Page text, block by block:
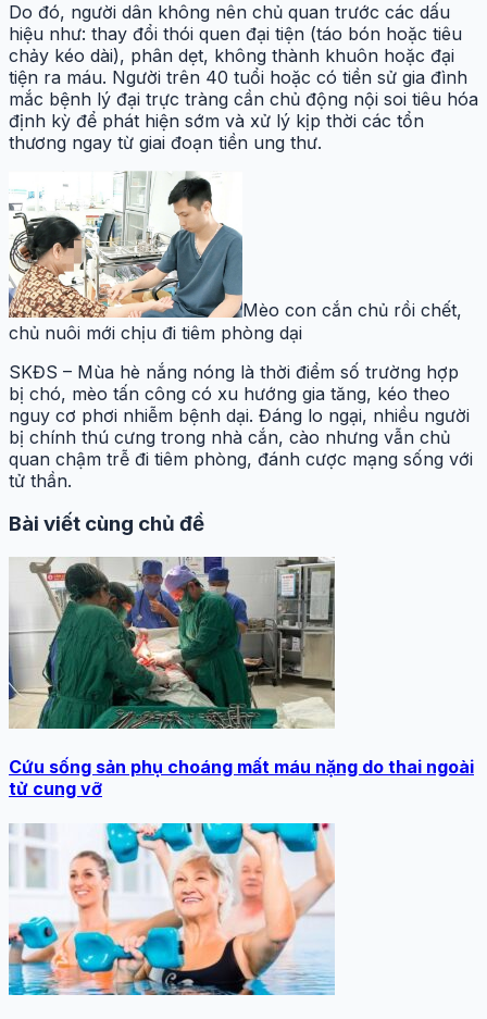
Do đó, người dân không nên chủ quan trước các dấu
hiệu như: thay đổi thói quen đại tiện (táo bón hoặc tiêu
chảy kéo dài), phân dẹt, không thành khuôn hoặc đại
tiện ra máu. Người trên 40 tuổi hoặc có tiền sử gia đình
mắc bệnh lý đại trực tràng cần chủ động nội soi tiêu hóa
định kỳ để phát hiện sớm và xử lý kịp thời các tổn
thương ngay từ giai đoạn tiền ung thư.
Mèo con cắn chủ rồi chết,
chủ nuôi mới chịu đi tiêm phòng dại
SKĐS – Mùa hè nắng nóng là thời điểm số trường hợp
bị chó, mèo tấn công có xu hướng gia tăng, kéo theo
nguy cơ phơi nhiễm bệnh dại. Đáng lo ngại, nhiều người
bị chính thú cưng trong nhà cắn, cào nhưng vẫn chủ
quan chậm trễ đi tiêm phòng, đánh cược mạng sống với
tử thần.
Bài viết cùng chủ đề
Cứu sống sản phụ choáng mất máu nặng do thai ngoài
tử cung vỡ